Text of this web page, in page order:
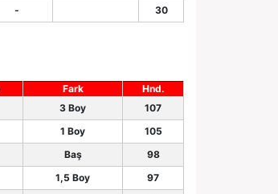
- 30
Fark
Hnd.
3 Boy
107
1 Boy
105
Baş
98
1,5 Boy
97